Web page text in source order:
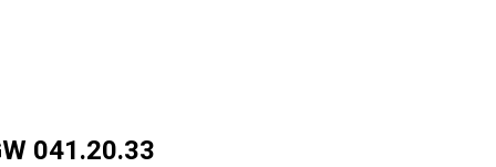
041.20.33